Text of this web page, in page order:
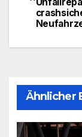
Ähnlicher